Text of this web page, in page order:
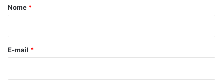
r
*
Nome *
E-mail *